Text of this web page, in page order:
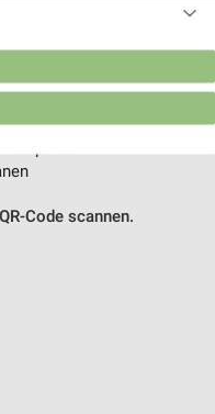
App
App für iOS & Android.
Code scannen.